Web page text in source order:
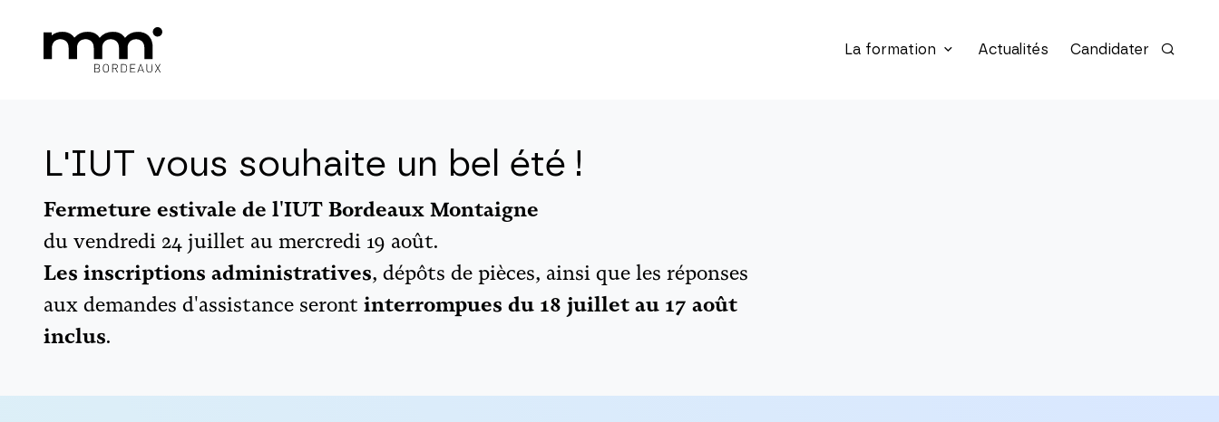
La formation Actualités Candidater
L'IUT vous souhaite un bel été !
Fermeture estivale de l'IUT Bordeaux Montaigne
du vendredi 24 juillet au mercredi 19 août.
Les inscriptions administratives, dépôts de pièces, ainsi que les réponses
aux demandes d'assistance seront interrompues du 18 juillet au 17 août
inclus.